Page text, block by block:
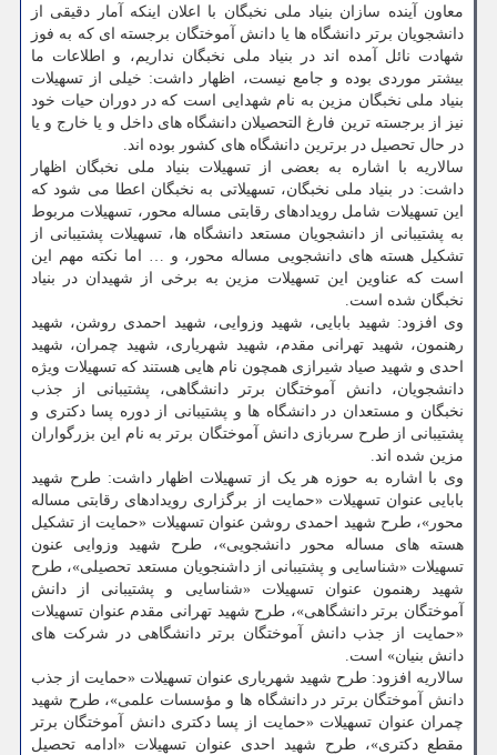
معاون آینده سازان بنیاد ملی نخبگان با اعلان اینکه آمار دقیقی از
دانشجویان برتر دانشگاه ها یا دانش آموختگان برجسته ای که به فوز
شهادت نائل آمده اند در بنیاد ملی نخبگان نداریم، و اطلاعات ما
بیشتر موردی بوده و جامع نیست، اظهار داشت: خیلی از تسهیلات
بنیاد ملی نخبگان مزین به نام شهدایی است که در دوران حیات خود
نیز از برجسته ترین فارغ التحصیلان دانشگاه های داخل و یا خارج و یا
در حال تحصیل در برترین دانشگاه های کشور بوده اند.
سالاریه با اشاره به بعضی از تسهیلات بنیاد ملی نخبگان اظهار
داشت: در بنیاد ملی نخبگان، تسهیلاتی به نخبگان اعطا می شود که
این تسهیلات شامل رویدادهای رقابتی مساله محور، تسهیلات مربوط
به پشتیبانی از دانشجویان مستعد دانشگاه ها، تسهیلات پشتیبانی از
تشکیل هسته های دانشجویی مساله محور، و … اما نکته مهم این
است که عناوین این تسهیلات مزین به برخی از شهیدان در بنیاد
نخبگان شده است.
وی افزود: شهید بابایی، شهید وزوایی، شهید احمدی روشن، شهید
رهنمون، شهید تهرانی مقدم، شهید شهریاری، شهید چمران، شهید
احدی و شهید صیاد شیرازی همچون نام هایی هستند که تسهیلات ویژه
دانشجویان، دانش آموختگان برتر دانشگاهی، پشتیبانی از جذب
نخبگان و مستعدان در دانشگاه ها و پشتیبانی از دوره پسا دکتری و
پشتیبانی از طرح سربازی دانش آموختگان برتر به نام این بزرگواران
مزین شده اند.
وی با اشاره به حوزه هر یک از تسهیلات اظهار داشت: طرح شهید
بابایی عنوان تسهیلات «حمایت از برگزاری رویدادهای رقابتی مساله
محور»، طرح شهید احمدی روشن عنوان تسهیلات «حمایت از تشکیل
هسته های مساله محور دانشجویی»، طرح شهید وزوایی عنون
تسهیلات «شناسایی و پشتیبانی از داشنجویان مستعد تحصیلی»، طرح
شهید رهنمون عنوان تسهیلات «شناسایی و پشتیبانی از دانش
آموختگان برتر دانشگاهی»، طرح شهید تهرانی مقدم عنوان تسهیلات
«حمایت از جذب دانش آموختگان برتر دانشگاهی در شرکت های
دانش بنیان» است.
سالاریه افزود: طرح شهید شهریاری عنوان تسهیلات «حمایت از جذب
دانش آموختگان برتر در دانشگاه ها و مؤسسات علمی»، طرح شهید
چمران عنوان تسهیلات «حمایت از پسا دکتری دانش آموختگان برتر
مقطع دکتری»، طرح شهید احدی عنوان تسهیلات «ادامه تحصیل